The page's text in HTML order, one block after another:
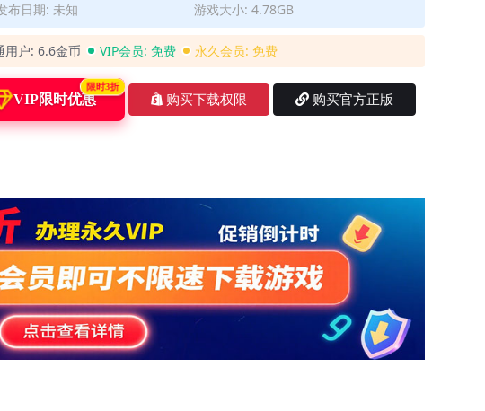
布日期: 未知
游戏大小: 4.78GB
用户: 6.6金币 VIP会员: 免费 永久会员: 免费
VIP限时优惠
限时3折
购买下载权限 购买官方正版